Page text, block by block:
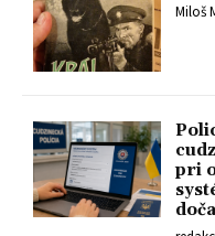
Miloš
pri